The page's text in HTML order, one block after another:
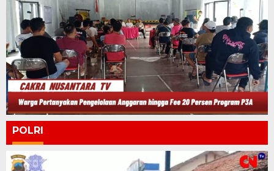
POLRI